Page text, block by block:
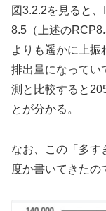
図3.2.2を見ると
8.5（上述の
よりも遥かに上振
排出量になってい
測と比較すると
とが分かる。
なお、この「多す
度か書いてきたの